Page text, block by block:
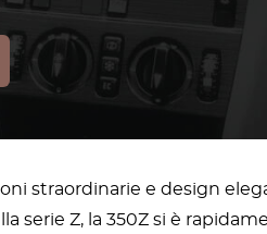
straordinarie e design
serie Z, la 350Z si è